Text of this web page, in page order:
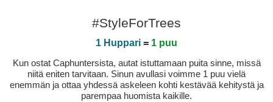
#StyleForTrees
1 Huppari = 1 puu
Kun ostat Caphuntersista, autat istuttamaan puita sinne, missä
niitä eniten tarvitaan. Sinun avullasi voimme 1 puu vielä
enemmän ja ottaa yhdessä askeleen kohti kestävää kehitystä ja
parempaa huomista kaikille.